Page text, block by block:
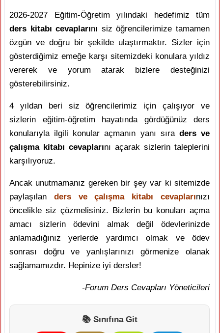
2026-2027 Eğitim-Öğretim yılındaki hedefimiz tüm
ders kitabı cevaplarını siz öğrencilerimize tamamen
özgün ve doğru bir şekilde ulaştırmaktır. Sizler için
gösterdiğimiz emeğe karşı sitemizdeki konulara yıldız
vererek ve yorum atarak bizlere desteğinizi
gösterebilirsiniz.
4 yıldan beri siz öğrencilerimiz için çalışıyor ve
sizlerin eğitim-öğretim hayatında gördüğünüz ders
konularıyla ilgili konular açmanın yanı sıra ders ve
çalışma kitabı cevaplarını açarak sizlerin taleplerini
karşılıyoruz.
Ancak unutmamanız gereken bir şey var ki sitemizde
paylaşılan ders ve çalışma kitabı cevaplarınızı
öncelikle siz çözmelisiniz. Bizlerin bu konuları açma
amacı sizlerin ödevini almak değil ödevlerinizde
anlamadığınız yerlerde yardımcı olmak ve ödev
sonrası doğru ve yanlışlarınızı görmenize olanak
sağlamamızdır. Hepinize iyi dersler!
-Forum Ders Cevapları Yöneticileri
📚 Sınıfına Git